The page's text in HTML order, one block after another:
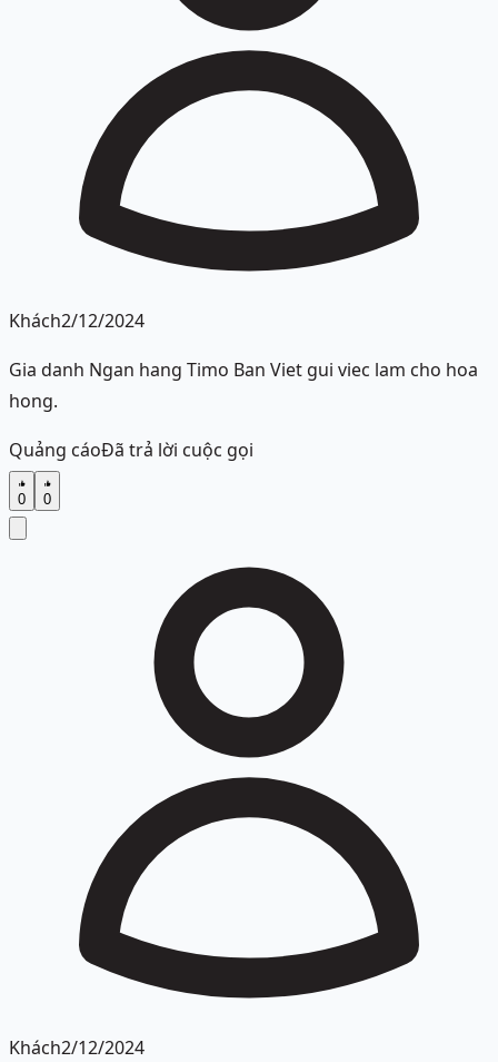
Khách2/12/2024
Gia danh Ngan hang Timo Ban Viet gui viec lam cho hoa
hong.
Quảng cáoĐã trả lời cuộc gọi
0 0
Khách2/12/2024